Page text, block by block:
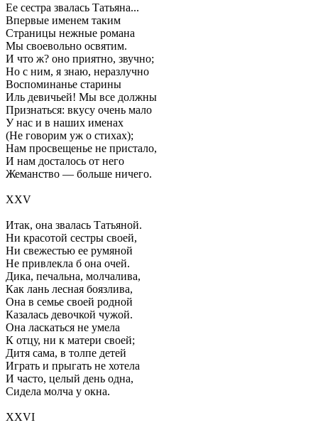
Ее сестра звалась Татьяна...
Впервые именем таким
Страницы нежные романа
Мы своевольно освятим.
И что ж? оно приятно, звучно;
Но с ним, я знаю, неразлучно
Воспоминанье старины
Иль девичьей! Мы все должны
Признаться: вкусу очень мало
У нас и в наших именах
(Не говорим уж о стихах);
Нам просвещенье не пристало,
И нам досталось от него
Жеманство — больше ничего.
XXV
Итак, она звалась Татьяной.
Ни красотой сестры своей,
Ни свежестью ее румяной
Не привлекла б она очей.
Дика, печальна, молчалива,
Как лань лесная боязлива,
Она в семье своей родной
Казалась девочкой чужой.
Она ласкаться не умела
К отцу, ни к матери своей;
Дитя сама, в толпе детей
Играть и прыгать не хотела
И часто, целый день одна,
Сидела молча у окна.
XXVI